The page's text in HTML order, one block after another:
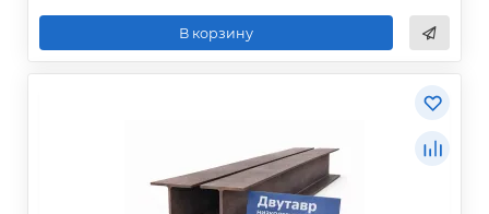
В корзину